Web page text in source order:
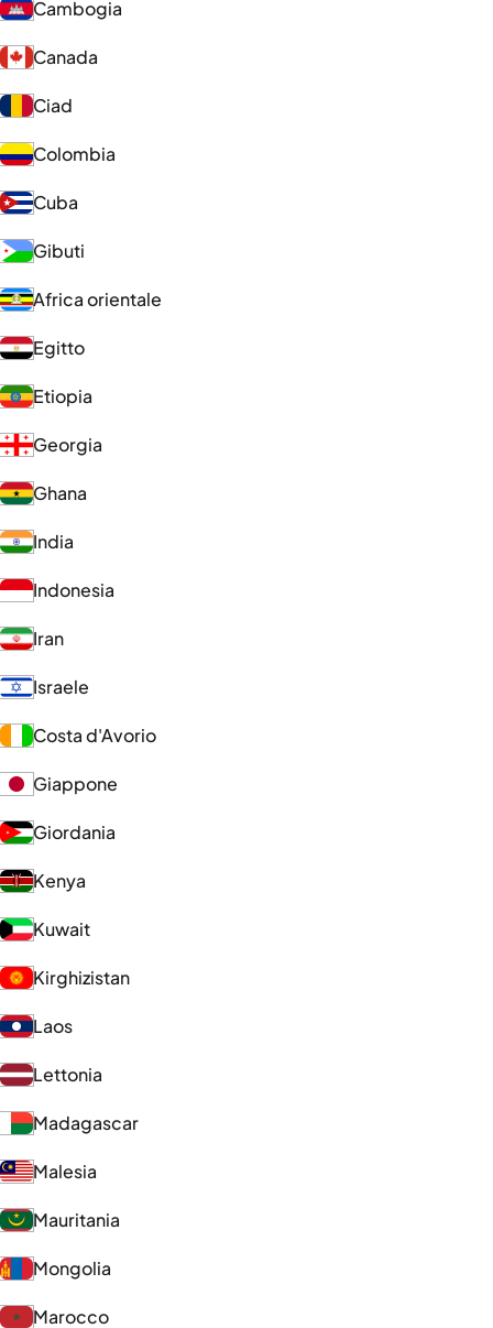
Cambogia
Canada
Ciad
Colombia
Cuba
Gibuti
Africa orientale
Egitto
Etiopia
Georgia
Ghana
India
Indonesia
Iran
Israele
Costa d'Avorio
Giappone
Giordania
Kenya
Kuwait
Kirghizistan
Laos
Lettonia
Madagascar
Malesia
Mauritania
Mongolia
Marocco